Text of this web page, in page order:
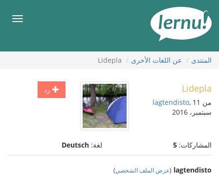
المحتويات
قائمة
المنتدى عن اللغات الأخرى Lidepla
رد Lidepla
من lagtendisto, 11
سبتمبر، 2016
المشاركات: 5 لغة: Deutsch
lagtendisto
(عرض الملف الشخصي)